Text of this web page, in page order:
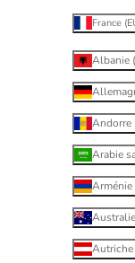
France
Albanie
Andorre
Arménie
Autriche